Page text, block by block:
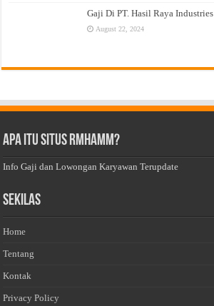
Gaji Di PT. Hasil Raya Industries
August 22, 2024
Apa Itu Situs Rmhamm?
Info Gaji dan Lowongan Karyawan Terupdate
Sekilas
Home
Tentang
Kontak
Privacy Policy